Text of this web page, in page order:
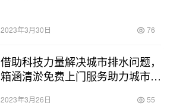
2023年3月30日 76
借助科技力量解决城市排水问题，
箱涵清淤免费上门服务助力城市绿
2023年3月26日 55